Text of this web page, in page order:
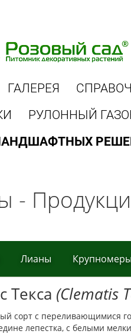
ГАЛЕРЕЯ
РУЛОННЫЙ
-
Лиaны
Текса (Clematis
сорт с переливающимися
лепестка, с белыми